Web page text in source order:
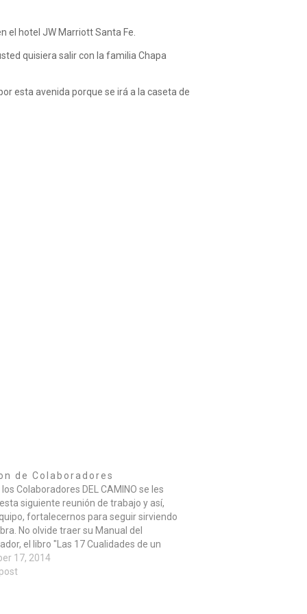
el hotel JW Marriott Santa Fe.
quisiera salir con la familia Chapa
esta avenida porque se irá a la caseta de
de Colaboradores
Colaboradores DEL CAMINO se les
siguiente reunión de trabajo y así,
fortalecernos para seguir sirviendo
No olvide traer su Manual del
el libro "Las 17 Cualidades de un
de Equipo", y su Biblia. Favor de confirmar
17, 2014